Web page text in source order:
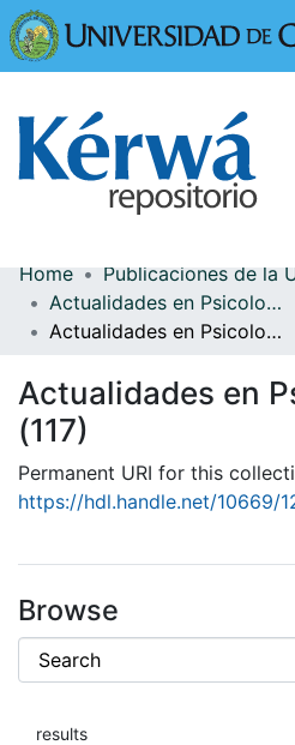
Communities & Collections
More Information
Browse Kérwá
Statistics
Home
Actualidades en Psicología
Actualidades en Psicología 28 (117)
Actualidades en
(117)
Permanent URI for this
https://hdl.handle.net/10669/
Browse
results